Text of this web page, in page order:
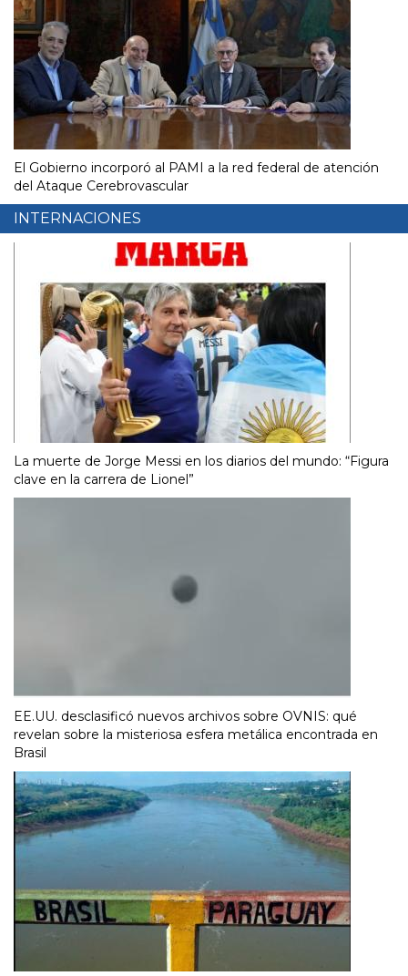
El Gobierno incorporó al PAMI a la red federal de atención
del Ataque Cerebrovascular
INTERNACIONES
La muerte de Jorge Messi en los diarios del mundo: “Figura
clave en la carrera de Lionel”
EE.UU. desclasificó nuevos archivos sobre OVNIS: qué
revelan sobre la misteriosa esfera metálica encontrada en
Brasil